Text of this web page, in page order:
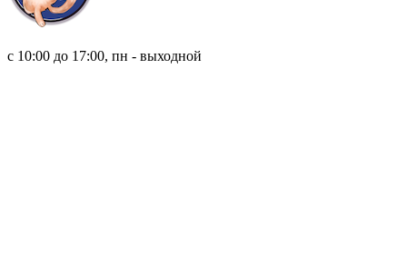
с 10:00 до 17:00, пн - выходной